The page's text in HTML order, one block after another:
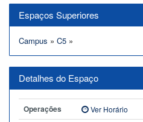
Espaços Superiores
Campus » C5 »
Detalhes do Espaço
Operações Ver Horário